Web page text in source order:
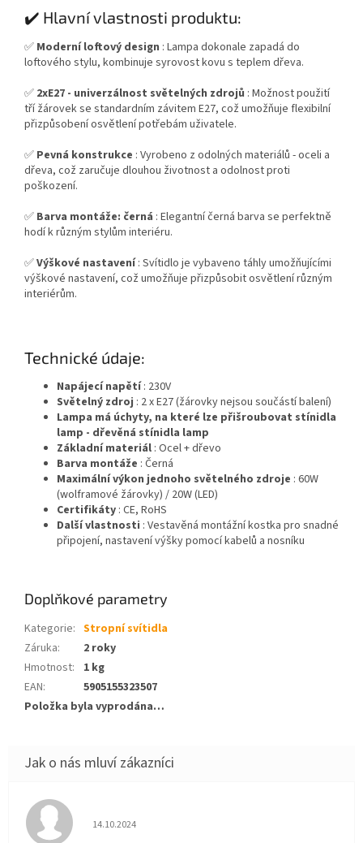
✔️ Hlavní vlastnosti produktu:
✅ Moderní loftový design : Lampa dokonale zapadá do
loftového stylu, kombinuje syrovost kovu s teplem dřeva.
✅ 2xE27 - univerzálnost světelných zdrojů : Možnost použití
tří žárovek se standardním závitem E27, což umožňuje flexibilní
přizpůsobení osvětlení potřebám uživatele.
✅ Pevná konstrukce : Vyrobeno z odolných materiálů - oceli a
dřeva, což zaručuje dlouhou životnost a odolnost proti
poškození.
✅ Barva montáže: černá : Elegantní černá barva se perfektně
hodí k různým stylům interiéru.
✅Výškové nastavení: Svítidlo je vybaveno táhly umožňujícími
výškové nastavení, což umožňuje přizpůsobit osvětlení různým
interiérům.
Technické údaje:
Napájecí napětí: 230V
Světelný zdroj : 2 x E27 (žárovky nejsou součástí balení)
Lampa má úchyty, na které lze přišroubovat stínidla
lamp - dřevěná stínidla lamp
Základní materiál : Ocel + dřevo
Barva montáže : Černá
Maximální výkon jednoho světelného zdroje : 60W
(wolframové žárovky) / 20W (LED)
Certifikáty : CE, RoHS
Další vlastnosti : Vestavěná montážní kostka pro snadné
připojení, nastavení výšky pomocí kabelů a nosníku
Doplňkové parametry
Kategorie: Stropní svítidla
Záruka:
2 roky
Hmotnost:
1 kg
EAN:
5905155323507
Položka byla vyprodána…
Hodnocení obchodu je 5 z 5 hvězdiček.
14.10.2024